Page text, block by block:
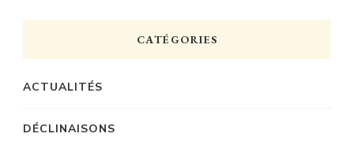
CATÉGORIES
ACTUALITÉS
DÉCLINAISONS